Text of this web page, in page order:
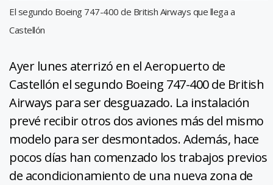
El segundo Boeing 747-400 de British Airways que llega a
Castellón
Ayer lunes aterrizó en el Aeropuerto de
Castellón el segundo Boeing 747-400 de British
Airways para ser desguazado. La instalación
prevé recibir otros dos aviones más del mismo
modelo para ser desmontados. Además, hace
pocos días han comenzado los trabajos previos
de acondicionamiento de una nueva zona de